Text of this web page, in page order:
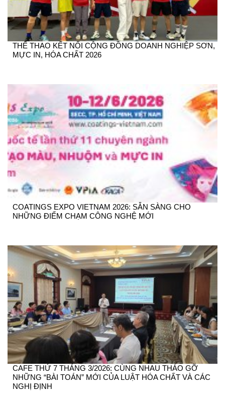
THỂ THAO KẾT NỐI CỘNG ĐỒNG DOANH NGHIỆP SƠN,
MỰC IN, HÓA CHẤT 2026
COATINGS EXPO VIETNAM 2026: SẴN SÀNG CHO
NHỮNG ĐIỂM CHẠM CÔNG NGHỆ MỚI
CAFE THỨ 7 THÁNG 3/2026: CÙNG NHAU THÁO GỠ
NHỮNG “BÀI TOÁN” MỚI CỦA LUẬT HÓA CHẤT VÀ CÁC
NGHỊ ĐỊNH